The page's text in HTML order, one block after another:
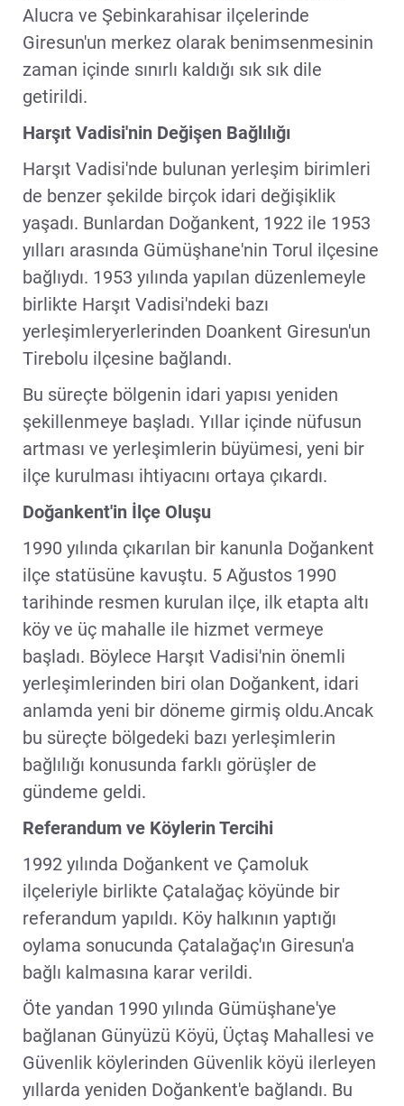
Alucra ve Şebinkarahisar ilçelerinde
Giresun'un merkez olarak benimsenmesinin
zaman içinde sınırlı kaldığı sık sık dile
getirildi.
Harşıt Vadisi'nin Değişen Bağlılığı
Harşıt Vadisi'nde bulunan yerleşim birimleri
de benzer şekilde birçok idari değişiklik
yaşadı. Bunlardan Doğankent, 1922 ile 1953
yılları arasında Gümüşhane'nin Torul ilçesine
bağlıydı. 1953 yılında yapılan düzenlemeyle
birlikte Harşıt Vadisi'ndeki bazı
yerleşimleryerlerinden Doankent Giresun'un
Tirebolu ilçesine bağlandı.
Bu süreçte bölgenin idari yapısı yeniden
şekillenmeye başladı. Yıllar içinde nüfusun
artması ve yerleşimlerin büyümesi, yeni bir
ilçe kurulması ihtiyacını ortaya çıkardı.
Doğankent'in İlçe Oluşu
1990 yılında çıkarılan bir kanunla Doğankent
ilçe statüsüne kavuştu. 5 Ağustos 1990
tarihinde resmen kurulan ilçe, ilk etapta altı
köy ve üç mahalle ile hizmet vermeye
başladı. Böylece Harşıt Vadisi'nin önemli
yerleşimlerinden biri olan Doğankent, idari
anlamda yeni bir döneme girmiş oldu.Ancak
bu süreçte bölgedeki bazı yerleşimlerin
bağlılığı konusunda farklı görüşler de
gündeme geldi.
Referandum ve Köylerin Tercihi
1992 yılında Doğankent ve Çamoluk
ilçeleriyle birlikte Çatalağaç köyünde bir
referandum yapıldı. Köy halkının yaptığı
oylama sonucunda Çatalağaç'ın Giresun'a
bağlı kalmasına karar verildi.
Öte yandan 1990 yılında Gümüşhane'ye
bağlanan Günyüzü Köyü, Üçtaş Mahallesi ve
Güvenlik köylerinden Güvenlik köyü ilerleyen
yıllarda yeniden Doğankent'e bağlandı. Bu